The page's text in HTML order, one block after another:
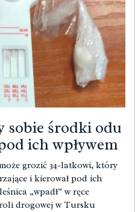
sobie środki odu
ich wpływem
grozić 34-latkowi, który
i kierował pod ich
„wpadł” w ręce
drogowej w Tursku